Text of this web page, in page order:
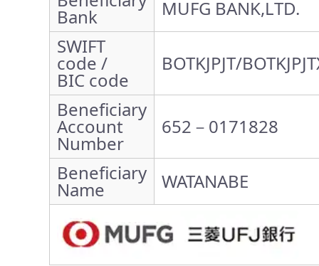
Bank
MUFG BANK,LTD.
SWIFT
code /
BIC code
BOTKJPJT/
Beneficiary
Account
Number
652－0171828
Beneficiary
Name WATANABE